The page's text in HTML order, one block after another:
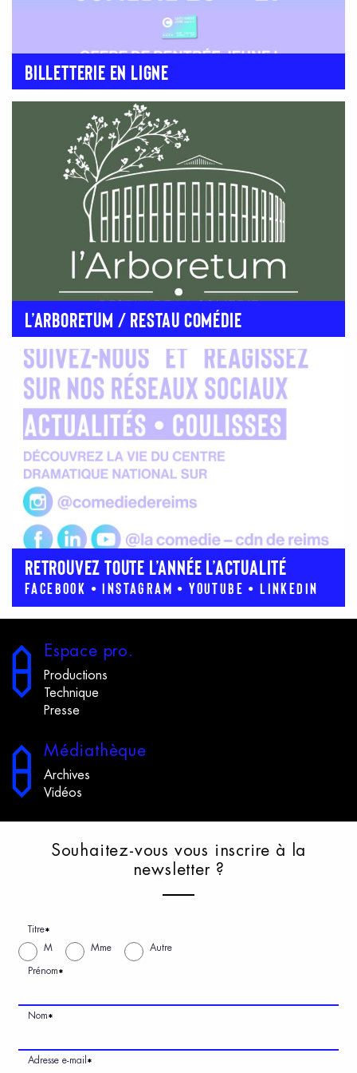
BILLETTERIE EN LIGNE
L’ARBORETUM / RESTAU COMÉDIE
RETROUVEZ TOUTE L’ANNÉE L’ACTUALITÉ
Facebook • Instagram • Youtube • Linkedin
Espace pro.
Productions
Technique
Presse
Médiathèque
Archives
Vidéos
Souhaitez-vous vous i nscrire à
a
newsletter ?
Titre*
M Mme Autre
Prénom*
Nom*
Adresse e-mail *